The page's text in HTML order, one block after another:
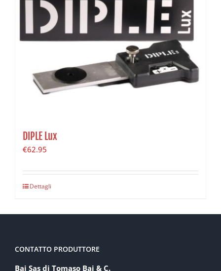
DIPLE Lux
€62.95
Dettagli
CONTATTO PRODUTTORE
Baj Sas di Tomaso Baj & C.